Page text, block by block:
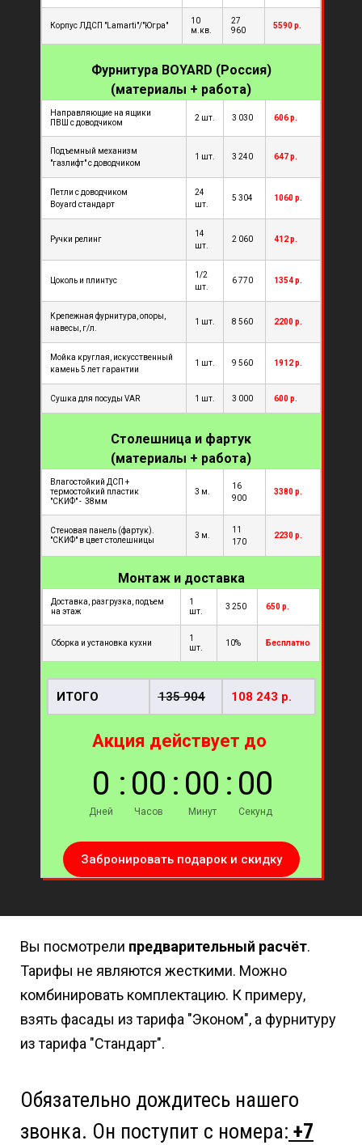
Корпус ЛДСП "Lamarti"/"Югра"
10
м.кв.
27
960
5590 р.
Фурнитура BOYARD (Россия)
(материалы + работа)
Направляющие на ящики
ПВШ с доводчиком
2 шт. 3 030 606 р.
Подъемный механизм
"газлифт" с доводчиком
1 шт. 3 240 647 р.
Петли с доводчиком
Boyard стандарт
24
шт.
5 304 1060 р.
Ручки релинг
14
шт.
2 060 412 р.
Цоколь и плинтус
1/2
шт.
6 770 1354 р.
Крепежная фурнитура, опоры,
навесы, г/л.
1 шт. 8 560 2200 р.
Мойка круглая, искусственный
камень 5 лет гарантии
1 шт. 9 560 1912 р.
Сушка для посуды VAR 1 шт. 3 000 600 р.
Столешница и фартук
(материалы + работа)
Влагостойкий ДСП +
термостойкий пластик
"СКИФ" - 38мм
3 м.
16
900
3380р.
Стеновая панель (фартук).
"СКИФ" в цвет столешницы
3 м.
11
170
2230 р.
Монтаж и доставка
Доставка, разгрузка, подъем
на этаж
1
шт.
3 250 650 р.
Сборка и установка кухни
1
шт.
10% Бесплатно
ИТОГО 135 904 108 243 р.
Акция действует до
0
Дней
: 00
Часов
: 00
Минут
: 00
Секунд
Забронировать подарок и скидку
Вы посмотрели предварительный расчёт.
Тарифы не являются жесткими. Можно
комбинировать комплектацию. К примеру,
взять фасады из тарифа "Эконом", а фурнитуру
из тарифа "Стандарт".
Обязательно дождитесь нашего
звонка. Он поступит с номера: +7